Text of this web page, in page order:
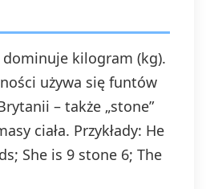
kilogram (kg).
używa się funtów
– także „stone”
ciała. Przykłady: He
She is 9 stone 6; The